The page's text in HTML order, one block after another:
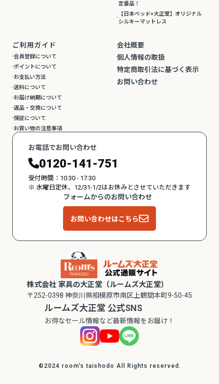
定番品！
【日本ベッド×大正堂】オリジナル
シルキーマットレス
ご利用ガイド
会員登録について
ポイントについて
お支払い方法
送料について
お届け納期について
返品・交換について
保証について
お買い物の注意事項
会社概要
個人情報の取扱
特定商取引法に基づく表示
お問い合わせ
お電話でお問い合わせ
0120-141-751
受付時間：10:30 - 17:30
※ 水曜日定休、12/31-1/2はお休みとさせていただきます
フォームからのお問い合わせ
お問い合わせはこちら
株式会社 家具の大正堂（ルームズ大正堂）
〒252-0398 神奈川県相模原市南区上鶴間本町9-50-45
ルームズ大正堂 公式SNS
お得なセール情報など最新情報をお届け！
©2024 room's taishodo All Rights reserved.